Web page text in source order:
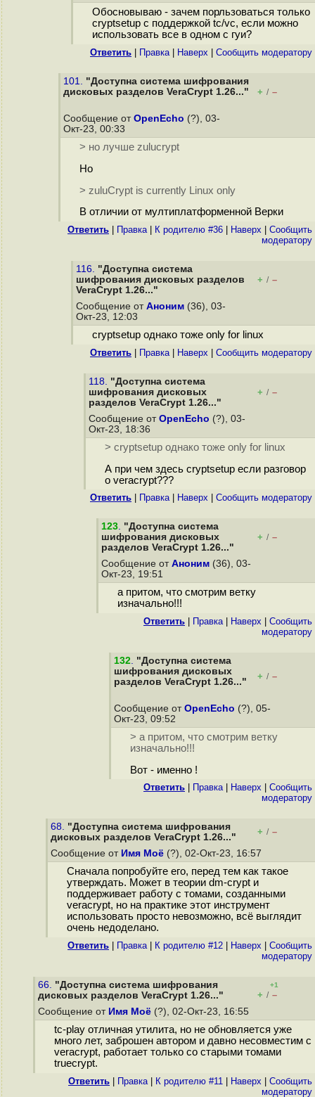
Обосновываю - зачем порльзоваться только
cryptsetup с поддержкой tc/vc, если можно
использовать все в одном с гуи?
Ответить Правка| Наверх Cообщить модератору
101. "Доступна система шифрования
дисковых разделов VeraCrypt 1.26..."
+ / –
Сообщение от OpenEcho (?), 03-
Окт-23, 00:33
> но лучше zulucrypt
Но
> zuluCrypt is currently Linux only
В отличии от мултиплатформенной Верки
Ответить Правка| К родителю #36 Наверх
Cообщить
модератору
116. "Доступна система
шифрования дисковых разделов
VeraCrypt 1.26..."
+ / –
Сообщение от Аноним (36), 03-
Окт-23, 12:03
cryptsetup однако тоже only for linux
Ответить Правка| Наверх Cообщить модератору
118. "Доступна система
шифрования дисковых
разделов VeraCrypt 1.26..."
+ / –
Сообщение от OpenEcho (?), 03-
Окт-23, 18:36
> cryptsetup однако тоже only for linux
А при чем здесь cryptsetup если разговор
о veracrypt???
Ответить Правка| Наверх Cообщить модератору
123. "Доступна система
шифрования дисковых
разделов VeraCrypt 1.26..."
+ / –
Сообщение от Аноним (36), 03-
Окт-23, 19:51
а притом, что смотрим ветку
изначально!!!
Ответить Правка| Наверх
Cообщить
модератору
132. "Доступна система
шифрования дисковых
разделов VeraCrypt 1.26..."
+ / –
Сообщение от OpenEcho (?), 05-
Окт-23, 09:52
> а притом, что смотрим ветку
изначально!!!
Вот - именно !
Ответить Правка| Наверх
Cообщить
модератору
68. "Доступна система шифрования
дисковых разделов VeraCrypt 1.26..."
+ / –
Сообщение от Имя Моё (?), 02-Окт-23, 16:57
Сначала попробуйте его, перед тем как такое
утверждать. Может в теории dm-crypt и
поддерживает работу с томами, созданными
veracrypt, но на практике этот инструмент
использовать просто невозможно, всё выглядит
очень недоделано.
Ответить Правка| К родителю #12 Наверх
Cообщить
модератору
66. "Доступна система шифрования
дисковых разделов VeraCrypt 1.26..."
+1
+ / –
Сообщение от Имя Моё (?), 02-Окт-23, 16:55
tc-play отличная утилита, но не обновляется уже
много лет, заброшен автором и давно несовместим с
veracrypt, работает только со старыми томами
truecrypt.
Ответить Правка| К родителю #11 Наверх
Cообщить
модератору